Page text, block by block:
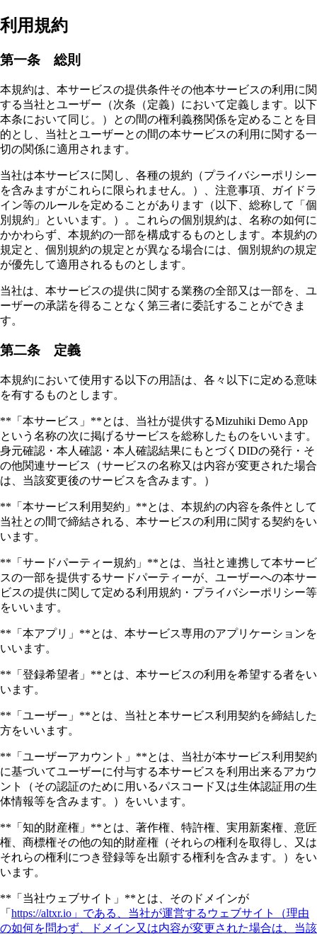
利用規約
第一条 総則
本規約は、本サービスの提供条件その他本サービスの利用に関
する当社とユーザー（次条（定義）において定義します。以下
本条において同じ。）との間の権利義務関係を定めることを目
的とし、当社とユーザーとの間の本サービスの利用に関する一
切の関係に適用されます。
当社は本サービスに関し、各種の規約（プライバシーポリシー
を含みますがこれらに限られません。）、注意事項、ガイドラ
イン等のルールを定めることがあります（以下、総称して「個
別規約」といいます。）。これらの個別規約は、名称の如何に
かかわらず、本規約の一部を構成するものとします。本規約の
規定と、個別規約の規定とが異なる場合には、個別規約の規定
が優先して適用されるものとします。
当社は、本サービスの提供に関する業務の全部又は一部を、ユ
ーザーの承諾を得ることなく第三者に委託することができま
す。
第二条 定義
本規約において使用する以下の用語は、各々以下に定める意味
を有するものとします。
**「本サービス」**とは、当社が提供するMizuhiki Demo App
という名称の次に掲げるサービスを総称したものをいいます。
身元確認・本人確認・本人確認結果にもとづくDIDの発行・そ
の他関連サービス（サービスの名称又は内容が変更された場合
は、当該変更後のサービスを含みます。）
**「本サービス利用契約」**とは、本規約の内容を条件として
当社との間で締結される、本サービスの利用に関する契約をい
います。
**「サードパーティー規約」**とは、当社と連携して本サービ
スの一部を提供するサードパーティーが、ユーザーへの本サー
ビスの提供に関して定める利用規約・プライバシーポリシー等
をいいます。
**「本アプリ」**とは、本サービス専用のアプリケーションを
いいます。
**「登録希望者」**とは、本サービスの利用を希望する者をい
います。
**「ユーザー」**とは、当社と本サービス利用契約を締結した
方をいいます。
**「ユーザーアカウント」**とは、当社が本サービス利用契約
に基づいてユーザーに付与する本サービスを利用出来るアカウ
ント（その認証のために用いるパスコード又は生体認証用の生
体情報等を含みます。）をいいます。
**「知的財産権」**とは、著作権、特許権、実用新案権、意匠
権、商標権その他の知的財産権（それらの権利を取得し、又は
それらの権利につき登録等を出願する権利を含みます。）をい
います。
**「当社ウェブサイト」**とは、そのドメインが
「 https://altxr.io」である、当社が運営するウェブサイト（理由
の如何を問わず、ドメイン又は内容が変更された場合は、当該